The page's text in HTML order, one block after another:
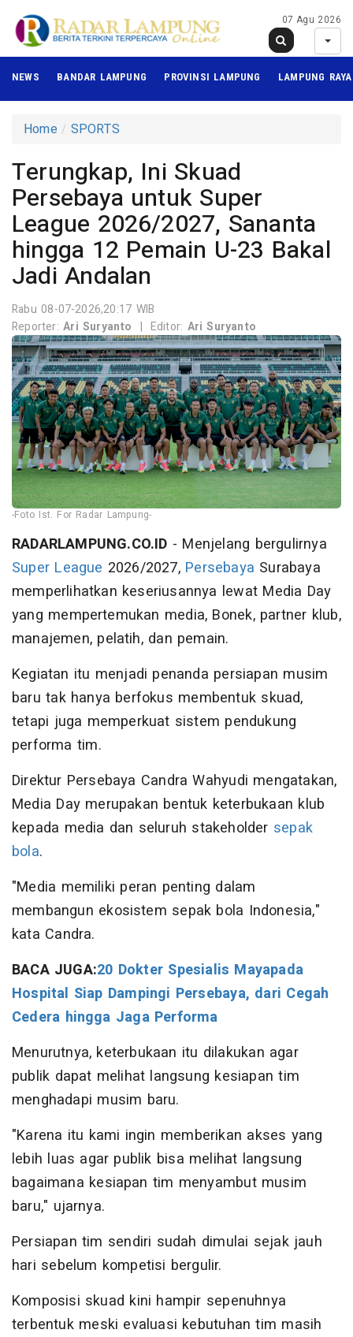
07 Agu 2026
NEWS BANDAR LAMPUNG PROVINSI LAMPUNG LAMPUNG RAYA
Home SPORTS
Terungkap, Ini Skuad
Persebaya untuk Super
League 2026/2027, Sananta
hingga 12 Pemain U-23 Bakal
Jadi Andalan
Rabu 08-07-2026,20:17 WIB
Reporter:Ari Suryanto | Editor: Ari Suryanto
-Foto Ist. For Radar Lampung-
RADARLAMPUNG.CO.ID - Menjelang bergulirnya
Super League 2026/2027, Persebaya Surabaya
memperlihatkan keseriusannya lewat Media Day
yang mempertemukan media, Bonek, partner klub,
manajemen, pelatih, dan pemain.
Kegiatan itu menjadi penanda persiapan musim
baru tak hanya berfokus membentuk skuad,
tetapi juga memperkuat sistem pendukung
performa tim.
Direktur Persebaya Candra Wahyudi mengatakan,
Media Day merupakan bentuk keterbukaan klub
kepada media dan seluruh stakeholder sepak
bola.
"Media memiliki peran penting dalam
membangun ekosistem sepak bola Indonesia,"
kata Candra.
BACA JUGA:20 Dokter Spesialis Mayapada
Hospital Siap Dampingi Persebaya, dari Cegah
Cedera hingga Jaga Performa
Menurutnya, keterbukaan itu dilakukan agar
publik dapat melihat langsung kesiapan tim
menghadapi musim baru.
"Karena itu kami ingin memberikan akses yang
lebih luas agar publik bisa melihat langsung
bagaimana kesiapan tim menyambut musim
baru," ujarnya.
Persiapan tim sendiri sudah dimulai sejak jauh
hari sebelum kompetisi bergulir.
Komposisi skuad kini hampir sepenuhnya
terbentuk meski evaluasi kebutuhan tim masih